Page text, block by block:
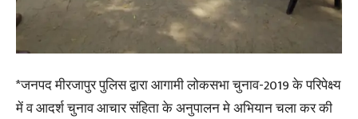
*जनपद मीरजापुर पुलिस द्वारा आगामी लोकसभा चुनाव-2019 के परिपेक्ष्य
में व आदर्श चुनाव आचार संहिता के अनुपालन मे अभियान चला कर की